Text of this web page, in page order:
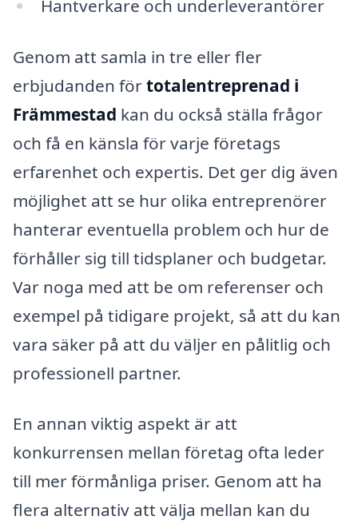
Hantverkare och underleverantörer
Genom att samla in tre eller fler
erbjudanden förtotalentreprenad i
Främmestad kan du också ställa frågor
och få en känsla för varje företags
erfarenhet och expertis. Det ger dig även
möjlighet att se hur olika entreprenörer
hanterar eventuella problem och hur de
förhåller sig till tidsplaner och budgetar.
Var noga med att be om referenser och
exempel på tidigare projekt, så att du kan
vara säker på att du väljer en pålitlig och
professionell partner.
En annan viktig aspekt är att
konkurrensen mellan företag ofta leder
till mer förmånliga priser. Genom att ha
flera alternativ att välja mellan kan du